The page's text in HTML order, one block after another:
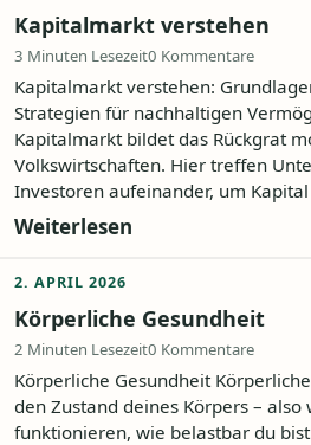
Kapitalmarkt verstehen
3 Minuten Lesezeit0 Kommentare
Kapitalmarkt verstehen:
Strategien für nachhaltigen
Kapitalmarkt bildet das Rückgrat
Volkswirtschaften. Hier treffen
Investoren aufeinander, um Kapital
Weiterlesen
2. APRIL 2026
Körperliche Gesundheit
2 Minuten Lesezeit0 Kommentare
Körperliche Gesundheit
den Zustand deines Körpers – also
funktionieren, wie belastbar du